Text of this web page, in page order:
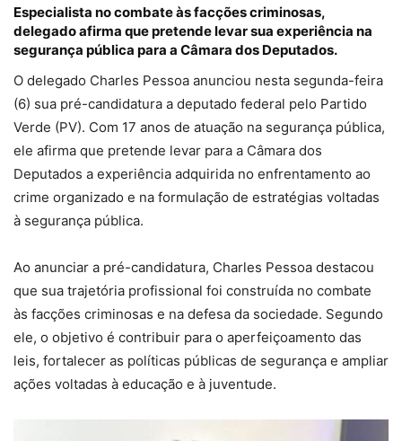
Especialista no combate às facções criminosas,
delegado afirma que pretende levar sua experiência na
segurança pública para a Câmara dos Deputados.
O delegado Charles Pessoa anunciou nesta segunda-feira
(6) sua pré-candidatura a deputado federal pelo Partido
Verde (PV). Com 17 anos de atuação na segurança pública,
ele afirma que pretende levar para a Câmara dos
Deputados a experiência adquirida no enfrentamento ao
crime organizado e na formulação de estratégias voltadas
à segurança pública.
Ao anunciar a pré-candidatura, Charles Pessoa destacou
que sua trajetória profissional foi construída no combate
às facções criminosas e na defesa da sociedade. Segundo
ele, o objetivo é contribuir para o aperfeiçoamento das
leis, fortalecer as políticas públicas de segurança e ampliar
ações voltadas à educação e à juventude.